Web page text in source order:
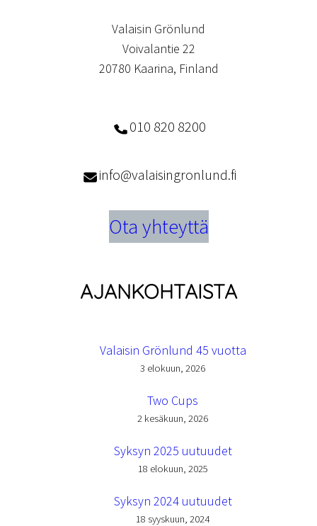
Valaisin Grönlund
Voivalantie 22
20780 Kaarina, Finland
010 820 8200
info@valaisingronlund.fi
Ota yhteyttä
AJANKOHTAISTA
Valaisin Grönlund 45 vuotta
3 elokuun, 2026
Two Cups
2 kesäkuun, 2026
Syksyn 2025 uutuudet
18 elokuun, 2025
Syksyn 2024 uutuudet
18 syyskuun, 2024